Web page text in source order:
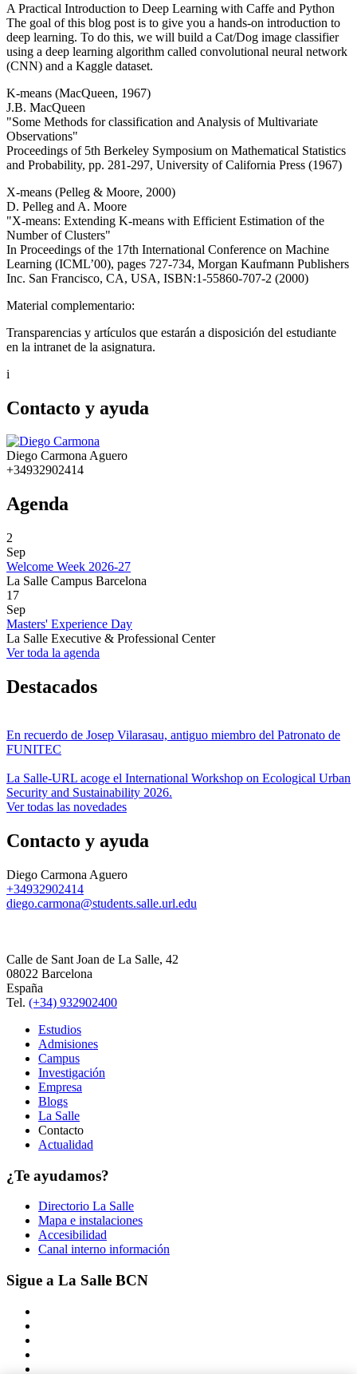
A Practical Introduction to Deep Learning with Caffe and Python
The goal of this blog post is to give you a hands-on introduction to
deep learning. To do this, we will build a Cat/Dog image classifier
using a deep learning algorithm called convolutional neural network
(CNN) and a Kaggle dataset.
K-means (MacQueen, 1967)
J.B. MacQueen
"Some Methods for classification and Analysis of Multivariate
Observations"
Proceedings of 5th Berkeley Symposium on Mathematical Statistics
and Probability, pp. 281-297, University of California Press (1967)
X-means (Pelleg & Moore, 2000)
D. Pelleg and A. Moore
"X-means: Extending K-means with Efficient Estimation of the
Number of Clusters"
In Proceedings of the 17th International Conference on Machine
Learning (ICML’00), pages 727-734, Morgan Kaufmann Publishers
Inc. San Francisco, CA, USA, ISBN:1-55860-707-2 (2000)
Material complementario:
Transparencias y artículos que estarán a disposición del estudiante
en la intranet de la asignatura.
i
Contacto y ayuda
Diego Carmona Aguero
+34932902414
Agenda
2
Sep
Welcome Week 2026-27
La Salle Campus Barcelona
17
Sep
Masters' Experience Day
La Salle Executive & Professional Center
Ver toda la agenda
Destacados
En recuerdo de Josep Vilarasau, antiguo miembro del Patronato de
FUNITEC
La Salle-URL acoge el International Workshop on Ecological Urban
Security and Sustainability 2026.
Ver todas las novedades
Contacto y ayuda
Diego Carmona Aguero
+34932902414
diego.carmona@students.salle.url.edu
Calle de Sant Joan de La Salle, 42
08022 Barcelona
España
Tel. (+34) 932902400
Estudios
Admisiones
Campus
Investigación
Empresa
Blogs
La Salle
Contacto
Actualidad
¿Te ayudamos?
Directorio La Salle
Mapa e instalaciones
Accesibilidad
Canal interno información
Sigue a La Salle BCN